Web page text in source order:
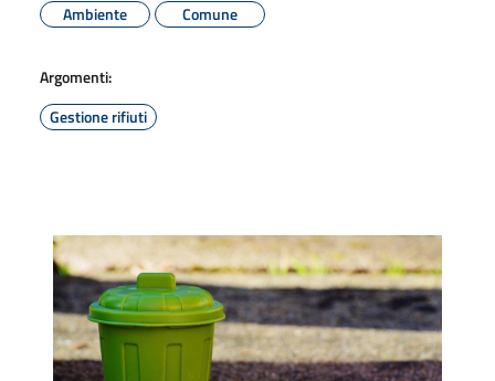
Ambiente
Comune
Argomenti:
Gestione rifiuti